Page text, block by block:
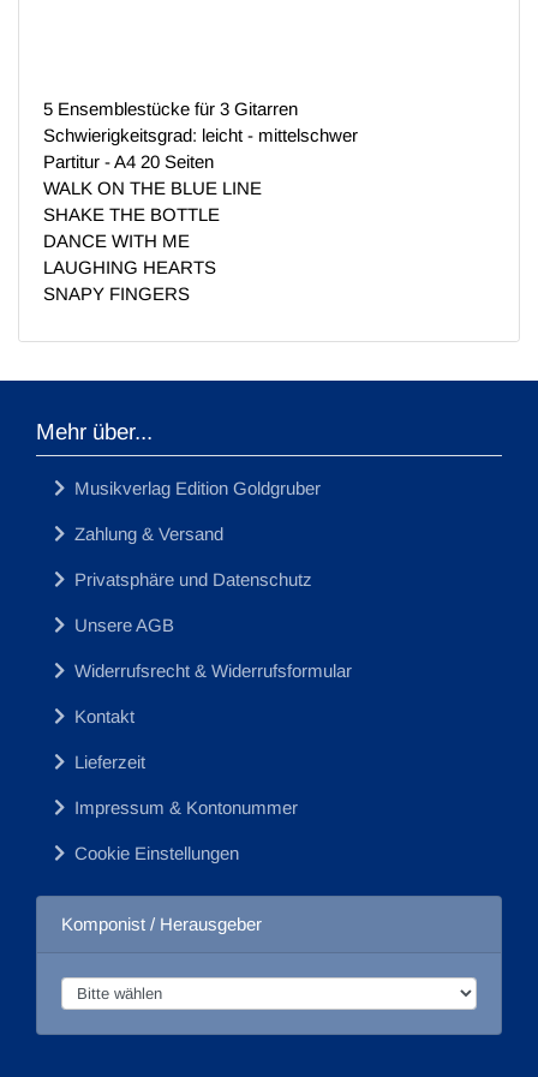
5 Ensemblestücke für 3 Gitarren
Schwierigkeitsgrad: leicht - mittelschwer
Partitur - A4 20 Seiten
WALK ON THE BLUE LINE
SHAKE THE BOTTLE
DANCE WITH ME
LAUGHING HEARTS
SNAPY FINGERS
Mehr über...
Musikverlag Edition Goldgruber
Zahlung & Versand
Privatsphäre und Datenschutz
Unsere AGB
Widerrufsrecht & Widerrufsformular
Kontakt
Lieferzeit
Impressum & Kontonummer
Cookie Einstellungen
Komponist / Herausgeber